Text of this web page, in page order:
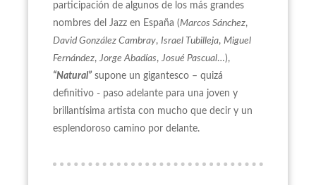
participación de algunos de los más grandes
nombres del Jazz en España (Marcos Sánchez,
David González Cambray, Israel Tubilleja, Miguel
Fernández, Jorge Abadías, Josué Pascual…),
“Natural” supone un gigantesco – quizá
definitivo - paso adelante para una joven y
brillantísima artista con mucho que decir y un
esplendoroso camino por delante.